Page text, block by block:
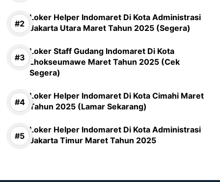
Loker Helper Indomaret Di Kota Administrasi
Jakarta Utara Maret Tahun 2025 (Segera)
Loker Staff Gudang Indomaret Di Kota
Lhokseumawe Maret Tahun 2025 (Cek
Segera)
Loker Helper Indomaret Di Kota Cimahi Maret
Tahun 2025 (Lamar Sekarang)
Loker Helper Indomaret Di Kota Administrasi
Jakarta Timur Maret Tahun 2025